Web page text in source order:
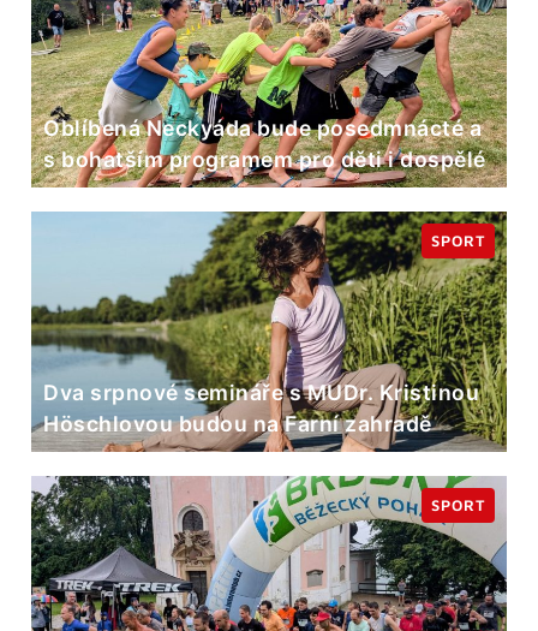
Oblíbená Neckyáda bude posedmnácté a
s bohatším programem pro děti i dospělé
Dva srpnové semináře s MUDr. Kristinou
Höschlovou budou na Farní zahradě
SPORT
SPORT